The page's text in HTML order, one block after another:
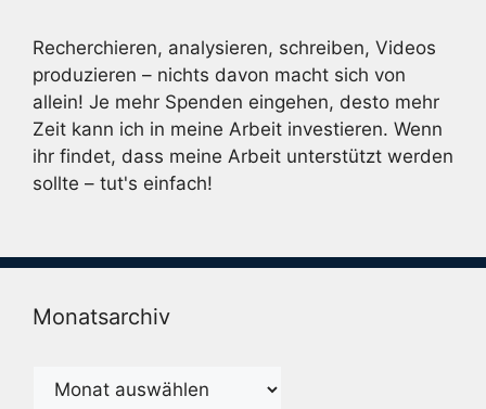
Recherchieren, analysieren, schreiben, Videos
produzieren – nichts davon macht sich von
allein! Je mehr Spenden eingehen, desto mehr
Zeit kann ich in meine Arbeit investieren. Wenn
ihr findet, dass meine Arbeit unterstützt werden
sollte – tut's einfach!
Monatsarchiv
Monatsarchiv